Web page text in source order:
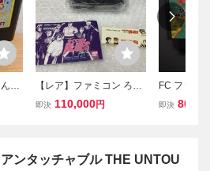
て
【レア】ファミコン ろく
でなしブルース ろくでな
即決 110,000円
FC ファミ
平討魔伝
即決 800
ンタッチャブル THE UNTOU